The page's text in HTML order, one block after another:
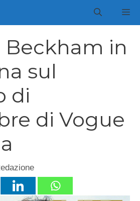
Beckham in
sul
di
di Vogue